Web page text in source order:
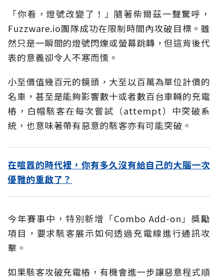
「你看，燈號改變了！」隨著柴爾茲一聲驚呼，
Fuzzware.io團隊成功在限制時間內攻破目標。雖
然只是一瞬間的燈號閃爍或螢幕跳轉，但這背後代
表的意義卻令人不寒而慄。
小至價值幾百元的鏡頭，大至以百萬為單位計價的
名車，甚至是能夠影響數十或者數百台車輛的充電
樁，白帽駭客在每次嘗試（attempt）中突破系
統，也意味著帶有惡意的駭客亦有可能突破。
在喧囂的時代裡，你有多久沒有給自己的大腦一次
優雅的重啟了？
今年賽事中，特別新增「Combo Add-on」獎勵
項目，要求駭客展示如何透過充電線進行通訊攻
擊。
如果駭客攻破充電樁，有機會進一步讓惡意程式順